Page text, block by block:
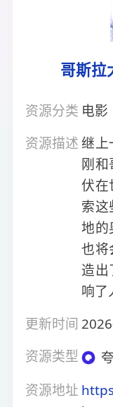
哥斯拉
资源分类 电影
资源描述继上
刚
伏在
索
地的
也将
造出
响了
更新时间
资源类型
资源地址